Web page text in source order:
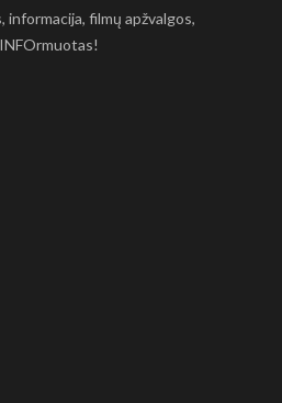
informacija, filmų apžvalgos,